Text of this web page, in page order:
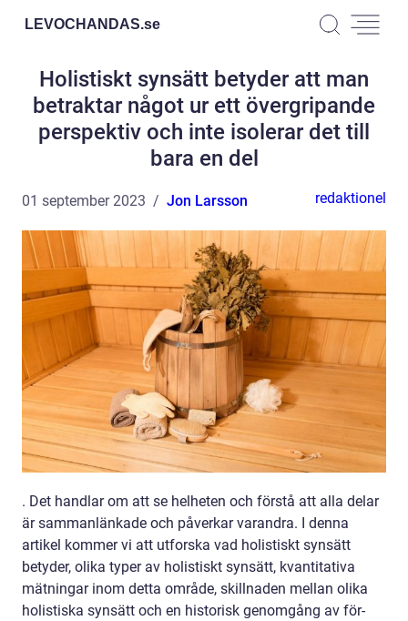
LEVOCHANDAS.se
Holistiskt synsätt betyder att man
betraktar något ur ett övergripande
perspektiv och inte isolerar det till
bara en del
01 september 2023 Jon Larsson redaktionel
. Det handlar om att se helheten och förstå att alla delar
är sammanlänkade och påverkar varandra. I denna
artikel kommer vi att utforska vad holistiskt synsätt
betyder, olika typer av holistiskt synsätt, kvantitativa
mätningar inom detta område, skillnaden mellan olika
holistiska synsätt och en historisk genomgång av för-